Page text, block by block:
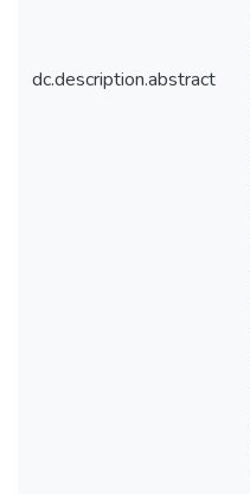
dc.description.abstract